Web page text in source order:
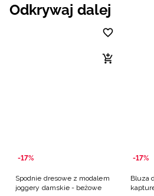
Odkrywaj dalej
-17%
Spodnie dresowe z modalem
joggery damskie - beżowe
-17%
Bluza